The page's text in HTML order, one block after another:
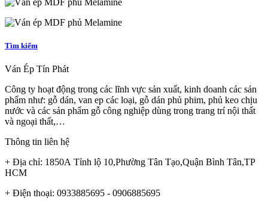
Tìm kiếm
Ván Ép Tín Phát
Công ty hoạt động trong các lĩnh vực sản xuất, kinh doanh các sản
phẩm như: gỗ dán, van ep các loại, gỗ dán phủ phim, phủ keo chịu
nước và các sản phẩm gỗ công nghiệp dùng trong trang trí nội thất
và ngoại thất,…
Thông tin liên hệ
+ Địa chỉ: 1850A Tỉnh lộ 10,Phường Tân Tạo,Quận Bình Tân,TP
HCM
+ Điện thoại: 0933885695 - 0906885695